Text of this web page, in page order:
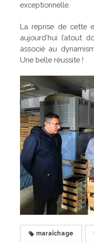
exceptionnelle.
La reprise de cette
aujourd'hui l’atout
associé au
Une belle réussite !
maraîchage